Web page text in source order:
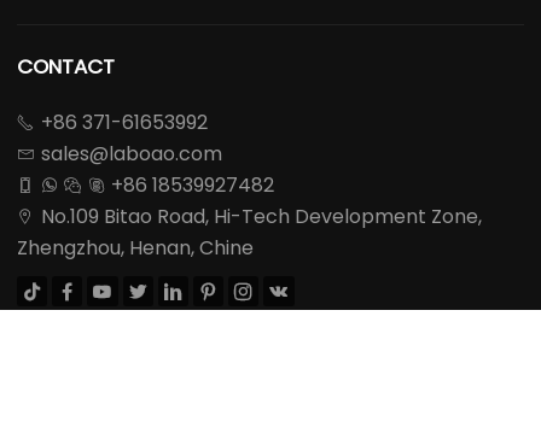
CONTACT
 +86 371-61653992
 sales@laboao.com
    +86 18539927482

No.109 Bitao Road, Hi-Tech Development Zone,
Zhengzhou, Henan, Chine
       